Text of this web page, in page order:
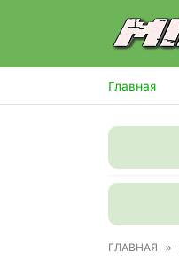
Главная
ГЛАВНАЯ »